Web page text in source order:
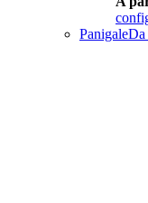
PanigaleDa